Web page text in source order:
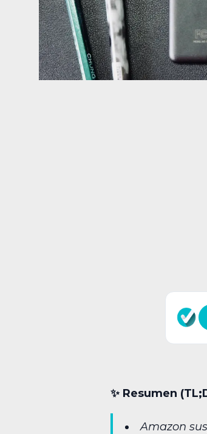
✨︎ Resumen
Amazon